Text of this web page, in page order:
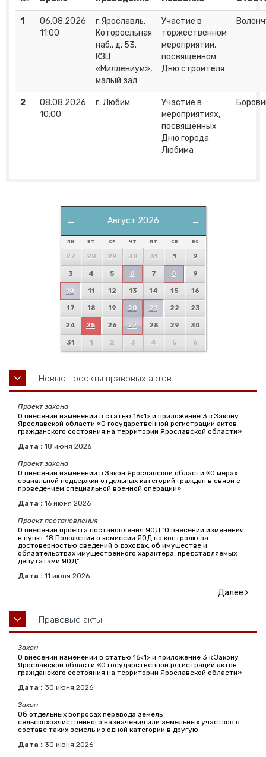
1
06.08.2026
11:00
г.Ярославль,
Которосльная
наб., д. 53.
КЗЦ
«Миллениум»,
малый зал
Участие в
торжественном
мероприятии,
посвященном
Дню строителя
2
08.08.2026
10:00
г. Любим
Участие в
мероприятиях,
посвященных
Дню города
Любима
← →
Август 2026
ПН ВТ СР ЧТ ПТ СБ ВС
27 28 29 30 31 1 2
3 4 5 6 7 8 9
10 11 12 13 14 15 16
17 18 19 20 21 22 23
24 25 26 27 28 29 30
31 1 2 3 4 5 6
Новые проекты правовых актов
Проект закона
О внесении изменений в статью 16<1> и приложение 3 к Закону
Ярославской области «О государственной регистрации актов
гражданского состояния на территории Ярославской области»
Дата : 18 июня 2026
Проект закона
О внесении изменений в Закон Ярославской области «О мерах
социальной поддержки отдельных категорий граждан в связи с
проведением специальной военной операции»
Дата : 16 июня 2026
Проект постановления
О внесении проекта постановления ЯОД "О внесении изменения
в пункт 18 Положения о комиссии ЯОД по контролю за
достоверностью сведений о доходах, об имуществе и
обязательствах имущественного характера, представляемых
депутатами ЯОД"
Дата : 11 июня 2026
Далее
Правовые акты
Закон
О внесении изменений в статью 16<1> и приложение 3 к Закону
Ярославской области «О государственной регистрации актов
гражданского состояния на территории Ярославской области»
Дата : 30 июня 2026
Закон
Об отдельных вопросах перевода земель
сельскохозяйственного назначения или земельных участков в
составе таких земель из одной категории в другую
Дата : 30 июня 2026